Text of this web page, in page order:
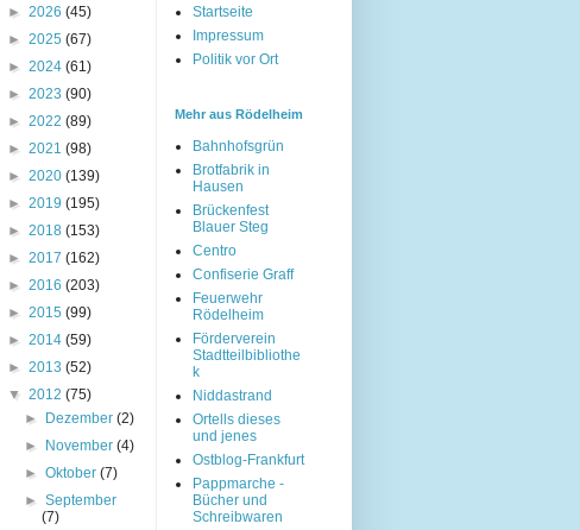
► 2026 (45)
► 2025 (67)
► 2024 (61)
► 2023 (90)
► 2022 (89)
► 2021 (98)
► 2020 (139)
► 2019 (195)
► 2018 (153)
► 2017 (162)
► 2016 (203)
► 2015 (99)
► 2014 (59)
► 2013 (52)
▼ 2012 (75)
►
Dezember(2)
►
November(4)
►Oktober(7)
►September
(7)
Startseite
Impressum
Politik vor Ort
Mehr aus Rödelheim
Bahnhofsgrün
Brotfabrik in
Hausen
Brückenfest
Blauer Steg
Centro
Confiserie Graff
Feuerwehr
Rödelheim
Förderverein
Stadtteilbibliothe
k
Niddastrand
Ortells dieses
und jenes
Ostblog-Frankfurt
Pappmarche -
Bücher und
Schreibwaren